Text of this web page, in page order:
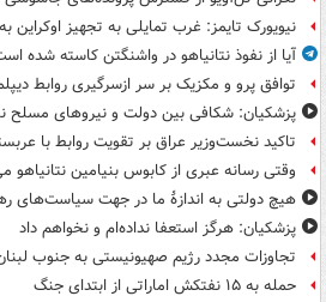
نیویورک تایمز: غرب تمایلی به تجهیز
آیا از نفوذ نتانیاهو در واشنگتن کاسته شده
توافق پرو و مکزیک بر سر ازسرگیری روابط
پزشکیان: شکافی بین دولت و نیروهای مسلح
تاکید نخست‌وزیر عراق بر تقویت روابط با
وقتی رسانه عبری از کابوس بنیامین نتانیاهو
هیچ دولتی به اندازۀ ما در جهت سیاست‌های
پزشکیان: هرگز استعفا نداده‌ام و نخواهم داد
تجاوزات مجدد رژیم صهیونیستی به جنوب
حمله به ۱۵ نفتکش‌ اماراتی از ابتدای جنگ